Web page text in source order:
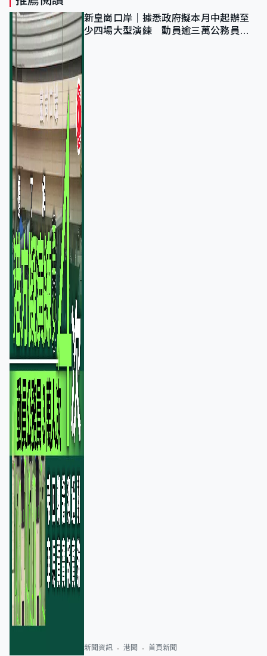
新皇崗口岸｜據悉政府擬本月中起辦至
少四場大型演練 動員逾三萬公務員人
新聞資訊 港聞 首頁新聞